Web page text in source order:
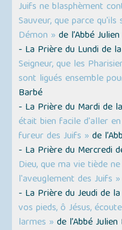
Juifs ne blasphèment
Sauveur, que parce
Démon » de l’Abbé
- La Prière du Lundi de
Seigneur, que les
sont ligués ensemble
Barbé
- La Prière du Mardi de
était bien facile d'aller
fureur des Juifs » de
- La Prière du Mercredi
Dieu, que ma vie tiède
l'aveuglement des Juifs »
- La Prière du Jeudi de
vos pieds, ô Jésus,
larmes » de l’Abbé